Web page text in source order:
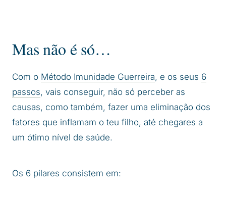
Mas não é só…
Com o Método Imunidade Guerreira, e os seus 6
passos, vais conseguir, não só perceber as
causas, como também, fazer uma eliminação dos
fatores que inflamam o teu filho, até chegares a
um ótimo nível de saúde.
Os 6 pilares consistem em: